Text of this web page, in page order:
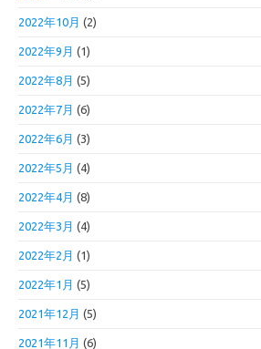
2022年10月 (2)
2022年9月 (1)
2022年8月 (5)
2022年7月 (6)
2022年6月 (3)
2022年5月 (4)
2022年4月 (8)
2022年3月 (4)
2022年2月 (1)
2022年1月 (5)
2021年12月 (5)
2021年11月 (6)